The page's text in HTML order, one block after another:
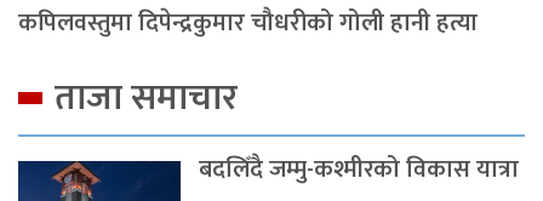
कपिलवस्तुमा दिपेन्द्रकुमार चौधरीको गोली हानी हत्या
ताजा समाचार
बदलिँदै जम्मु-कश्मीरको विकास यात्रा